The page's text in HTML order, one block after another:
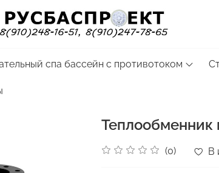
спа бассейн с противотоком
Теплообменник
(0) В